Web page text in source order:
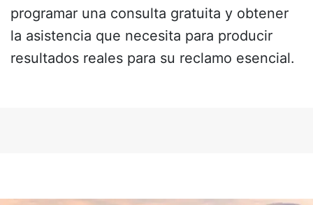
programar una consulta gratuita y obtener
la asistencia que necesita para producir
resultados reales para su reclamo esencial.